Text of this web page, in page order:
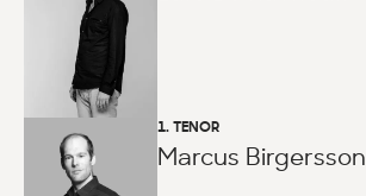
1. TENOR
Marcus Birgersson